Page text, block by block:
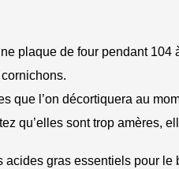
plaque de four pendant 104
que l’on décortiquera au
qu’elles sont trop amères,
gras essentiels pour le